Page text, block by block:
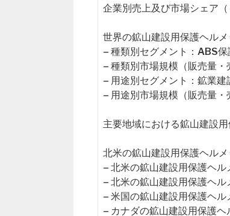
企業別売上及び市場シェア（
世界の鉱山建設用保護ヘル
– 種類別セグメント：ABS
– 種類別市場規模（販売量・
– 用途別セグメント：鉱業
– 用途別市場規模（販売量・
主要地域における鉱山建設
北米の鉱山建設用保護ヘル
– 北米の鉱山建設用保護ヘ
– 北米の鉱山建設用保護ヘ
– 米国の鉱山建設用保護ヘル
– カナダの鉱山建設用保護ヘ